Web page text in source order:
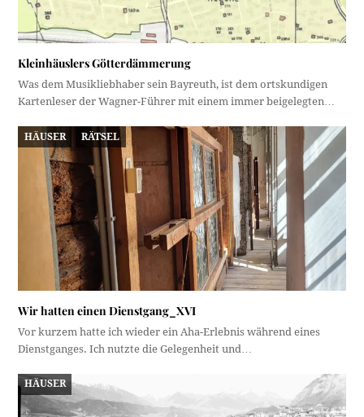
Kleinhäuslers Götterdämmerung
Was dem Musikliebhaber sein Bayreuth, ist dem ortskundigen
Kartenleser der Wagner-Führer mit einem immer beigelegten…
HÄUSER RÄTSEL
Wir hatten einen Dienstgang_XVI
Vor kurzem hatte ich wieder ein Aha-Erlebnis während eines
Dienstganges. Ich nutzte die Gelegenheit und…
HÄUSER